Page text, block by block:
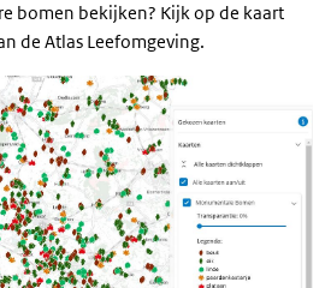
bomen bekijken? Kijk op de kaart
de Atlas Leefomgeving.